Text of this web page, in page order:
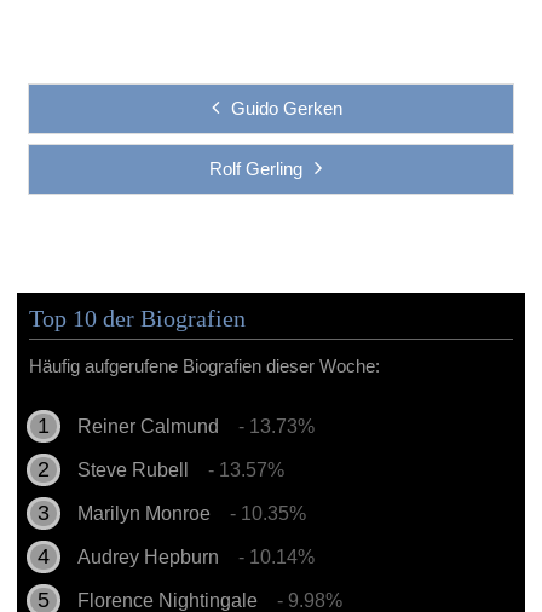
Guido Gerken
Rolf Gerling
Top 10 der Biografien
Häufig aufgerufene Biografien dieser Woche:
Reiner Calmund - 13.73%
Steve Rubell - 13.57%
Marilyn Monroe - 10.35%
Audrey Hepburn - 10.14%
Florence Nightingale - 9.98%